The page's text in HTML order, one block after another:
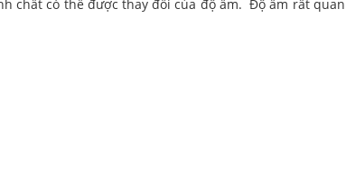
chất có thể được thay đổi của độ ẩm. Độ ẩm rất quan